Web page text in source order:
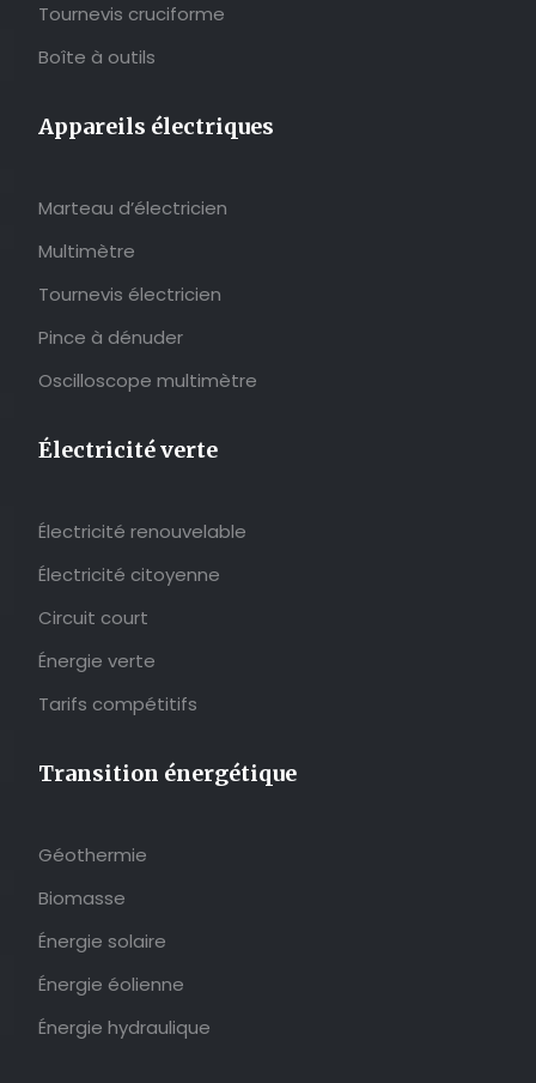
Tournevis cruciforme
Boîte à outils
Appareils électriques
Marteau d’électricien
Multimètre
Tournevis électricien
Pince à dénuder
Oscilloscope multimètre
Électricité verte
Électricité renouvelable
Électricité citoyenne
Circuit court
Énergie verte
Tarifs compétitifs
Transition énergétique
Géothermie
Biomasse
Énergie solaire
Énergie éolienne
Énergie hydraulique